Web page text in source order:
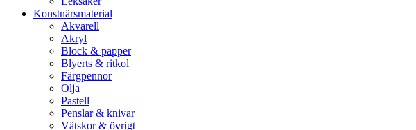
Konstnärsmaterial
Akvarell
Akryl
Block & papper
Blyerts & ritkol
Färgpennor
Olja
Pastell
Penslar & knivar
Vätskor & övrigt